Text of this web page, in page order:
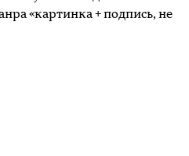
«картинка + подпись, не